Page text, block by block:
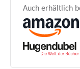
Auch erhältlich